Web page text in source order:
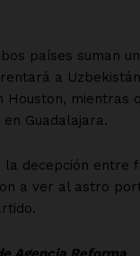
países suman
a
Houston, mientras
Guadalajara.
la decepción entre
a ver al astro